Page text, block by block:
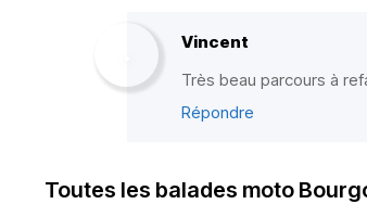
Vincent
Très beau parcours à
Répondre
Toutes les balades moto